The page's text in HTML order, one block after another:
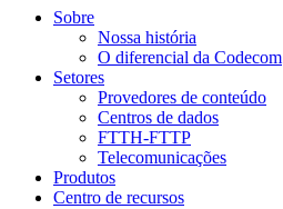
Sobre
Nossa história
O diferencial da Codecom
Setores
Provedores de conteúdo
Centros de dados
FTTH-FTTP
Telecomunicações
Produtos
Centro de recursos